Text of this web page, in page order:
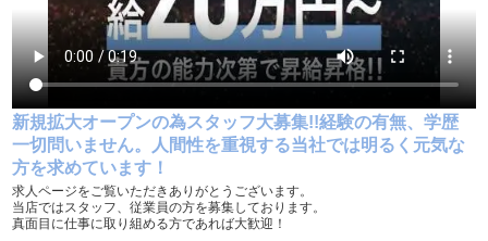
車･バイク通勤可 制服貸与
入社祝い金支給 WEB面接OK
在宅ワーク可 オフィス内分煙・禁煙
送迎車持込禁煙可 即日採用合否通達可
残業代支給
新規拡大オープンの為スタッフ大募集!!経験の有無、学歴
一切問いません。人間性を重視する当社では明るく元気な
方を求めています！
求人ページをご覧いただきありがとうございます。
当店ではスタッフ、従業員の方を募集しております。
真面目に仕事に取り組める方であれば大歓迎！